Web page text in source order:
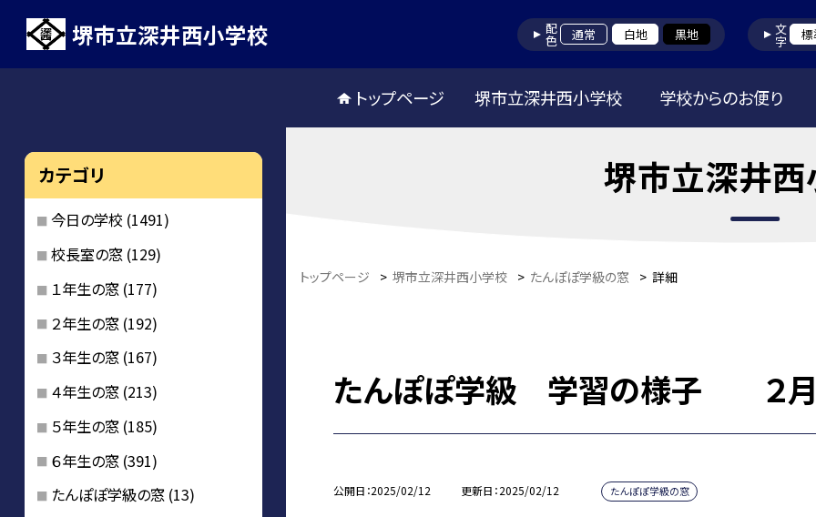
堺市立深井西小学校 配色 通常 白地 黒地 文字
トップページ 堺市立深井西小学校 学校からのお便り
堺市立深井
トップページ > 堺市立深井西小学校 > たんぽぽ学級の窓 > 詳細
たんぽぽ学級 学習の様子 ２月１
公開日 2025/02/12 更新日 2025/02/12 たんぽぽ学級の窓
カテゴリ
今日の学校 (1491)
校長室の窓 (129)
１年生の窓 (177)
２年生の窓 (192)
３年生の窓 (167)
４年生の窓 (213)
５年生の窓 (185)
６年生の窓 (391)
たんぽぽ学級の窓 (13)